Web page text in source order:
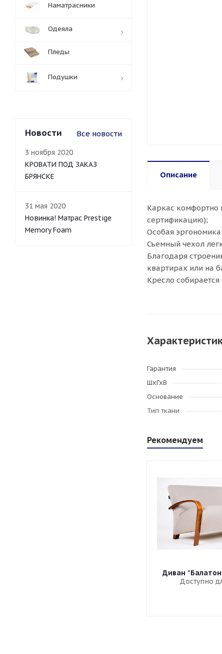
Описание
Каркас комфортно
сертификацию);
Особая
Съемный чехол
Благодаря
квартирах или на
Кресло
Гарантия
ШхГхВ
Основание
Тип ткани
Рекомендуем
Диван
Доступно
Наматрасники
Одеяла
Пледы
Подушки
Новости Все новости
3 ноября 2020
КРОВАТИ ПОД ЗАКАЗ
БРЯНСКЕ
31 мая 2020
Новинка! Матрас Prestige
Memory Foam